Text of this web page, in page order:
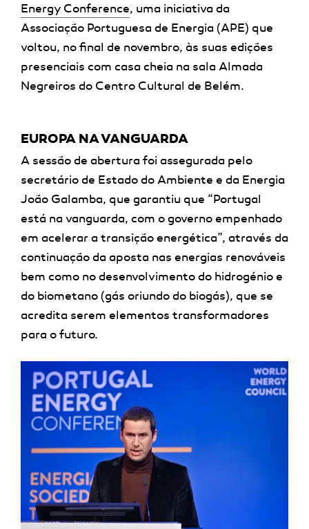
Energy Conference, uma iniciativa da
Associação Portuguesa de Energia (APE) que
voltou, no final de novembro, às suas edições
presenciais com casa cheia na sala Almada
Negreiros do Centro Cultural de Belém.
EUROPA NA VANGUARDA
A sessão de abertura foi assegurada pelo
secretário de Estado do Ambiente e da Energia
João Galamba, que garantiu que “Portugal
está na vanguarda, com o governo empenhado
em acelerar a transição energética”, através da
continuação da aposta nas energias renováveis
bem como no desenvolvimento do hidrogénio e
do biometano (gás oriundo do biogás), que se
acredita serem elementos transformadores
para o futuro.